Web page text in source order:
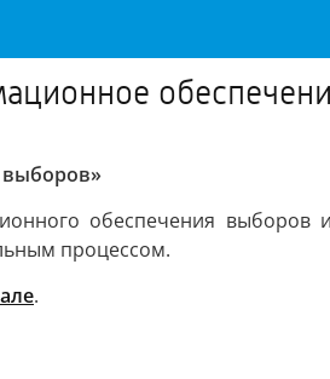
обеспечения
процессом.
.